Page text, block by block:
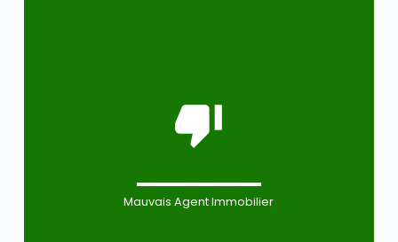
Mauvais Agent Immobilier